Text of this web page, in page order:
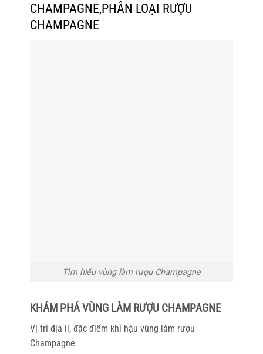
CHAMPAGNE,PHÂN LOẠI RƯỢU
CHAMPAGNE
Tìm hiểu vùng làm rượu Champagne
KHÁM PHÁ VÙNG LÀM RƯỢU CHAMPAGNE
Vị trí địa lí, đặc điểm khí hậu vùng làm rượu
Champagne